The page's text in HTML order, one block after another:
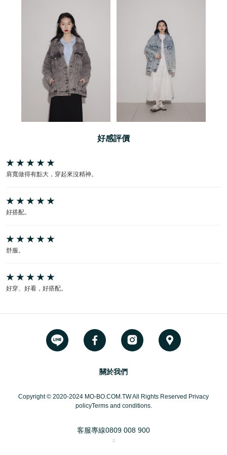
好感評價
肩寬做得有點大，穿起來沒精神。
好搭配。
舒服。
好穿、好看，好搭配。
關於我們
Copyright © 2020-2024 MO-BO.COM.TW All Rights Reserved Privacy
policyTerms and conditions.
客服專線0809 008 900
2